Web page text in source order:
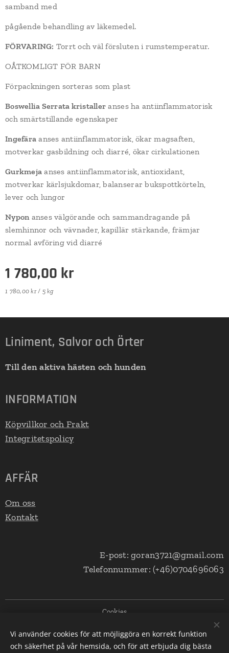
samband med
pågående behandling av läkemedel.
FÖRVARING: Torrt och väl försluten i rumstemperatur.
OÅTKOMLIGT FÖR BARN
Förpackningen sorteras som plast
Boswellia Serrata kristaller anses ha antiinflammatorisk
och smärtstillande egenskaper
Ingefära anses antiinflammatorisk, ökar magsaften,
motverkar gasbildning och diarré, ökar cirkulationen
Gurkmeja anses antiinflammatorisk, antioxidant,
motverkar kärlsjukdomar, balanserar bukspottkörteln,
lever och lungor
Nypon anses välgörande och sammandragande på
slemhinnor och vävnader, kapillär stärkande, främjar
normal avföring vid diarré
1 780,00 kr
1 780,00 kr / 5 kg
Liniment, Salvor och Örter
Till den aktiva hästen och hunden
INFORMATION
Köpvillkor och Frakt
Integritetspolicy
AFFÄR
Om oss
Kontakt
E-post: goran3721@gmail.com
Telefonnummer: (+46)0704696063
Cookies
Språk
Svenska
English
Vi använder cookies för att möjliggöra en korrekt funktion
och säkerhet på vår hemsida, och för att erbjuda dig bästa